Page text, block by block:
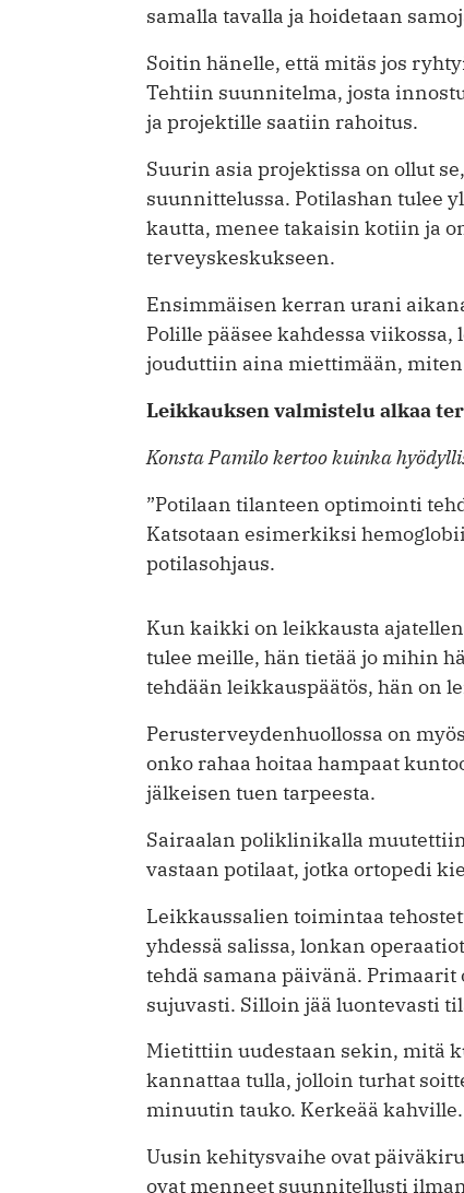
samalla tavalla ja hoidetaan
Soitin hänelle, että mitäs jos
Tehtiin suunnitelma, josta
ja projektille saatiin rahoitus.
Suurin asia projektissa on ollut
suunnittelussa. Potilashan tulee
kautta, menee takaisin kotiin ja
terveyskeskukseen.
Ensimmäisen kerran urani
Polille pääsee kahdessa
jouduttiin aina miettimään,
Leikkauksen valmistelu alkaa
Konsta Pamilo kertoo kuinka
”Potilaan tilanteen optimointi
Katsotaan esimerkiksi
potilasohjaus.
Kun kaikki on leikkausta
tulee meille, hän tietää jo mihin
tehdään leikkauspäätös, hän on
Perusterveydenhuollossa on
onko rahaa hoitaa hampaat
jälkeisen tuen tarpeesta.
Sairaalan poliklinikalla
vastaan potilaat, jotka ortopedi
Leikkaussalien toimintaa
yhdessä salissa, lonkan
tehdä samana päivänä.
sujuvasti. Silloin jää luontevasti
Mietittiin uudestaan sekin, mitä
kannattaa tulla, jolloin turhat
minuutin tauko. Kerkeää
Uusin kehitysvaihe ovat
ovat menneet suunnitellusti